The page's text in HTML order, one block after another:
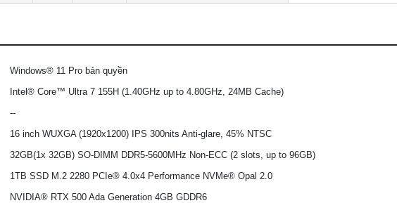
Windows® 11 Pro bản quyền
Intel® Core™ Ultra 7 155H (1.40GHz up to 4.80GHz, 24MB Cache)
--
16 inch WUXGA (1920x1200) IPS 300nits Anti-glare, 45% NTSC
32GB(1x 32GB) SO-DIMM DDR5-5600MHz Non-ECC (2 slots, up to 96GB)
1TB SSD M.2 2280 PCIe® 4.0x4 Performance NVMe® Opal 2.0
NVIDIA® RTX 500 Ada Generation 4GB GDDR6